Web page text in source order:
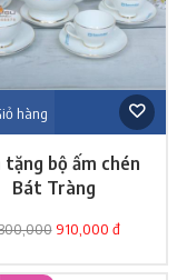
hàng
tặng bộ ấm chén
Bát Tràng
910,000 đ